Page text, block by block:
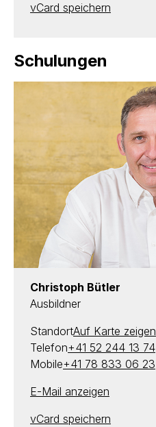
vCard speichern
Schulungen
Christoph Bütler
Ausbildner
StandortAuf Karte zeigen
Telefon+41 52 244 13 74
Mobile+41 78 833 06 23
E-Mail anzeigen
vCard speichern